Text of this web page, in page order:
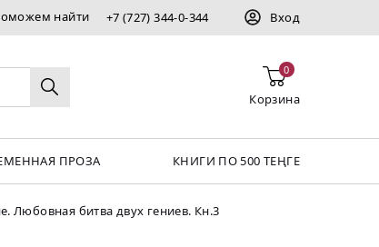
найти +7 (727) 344-0-344 Вход
0
Корзина
ПРОЗА КНИГИ ПО 500 ТЕҢГЕ
Любовная битва двух гениев. Кн.3